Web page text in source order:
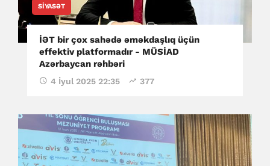
SIYASƏT
İƏT bir çox sahədə əməkdaşlıq üçün
effektiv platformadır - MÜSİAD
Azərbaycan rəhbəri
4 İyul 2025 22:35 377